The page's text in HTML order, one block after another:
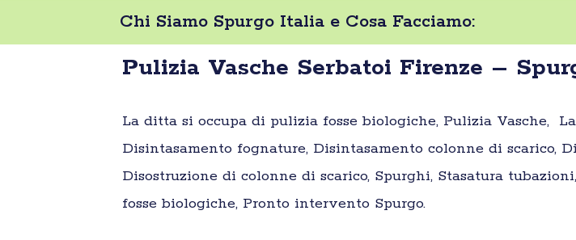
Chi Siamo Spurgo Italia e Cosa Facciamo:
Pulizia Vasche Serbatoi Firenze –
La ditta si occupa di pulizia fosse biologiche, Pulizia Vasche,
Disintasamento fognature, Disintasamento colonne di scarico,
Disostruzione di colonne di scarico, Spurghi, Stasatura
fosse biologiche, Pronto intervento Spurgo.